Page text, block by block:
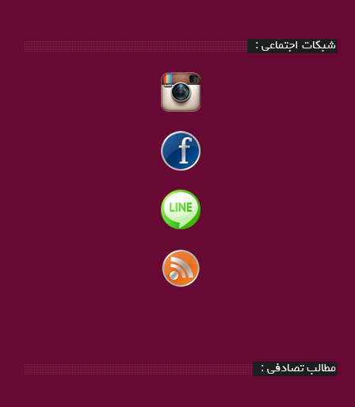
شبکات اجتماعی :
مطالب تصادفی :